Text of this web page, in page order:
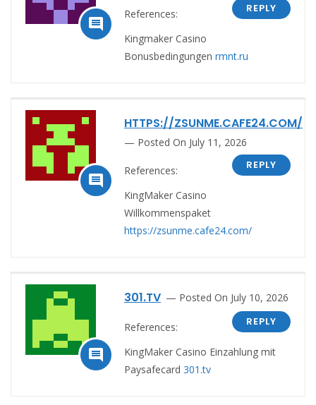

REPLY
References:
Kingmaker Casino
Bonusbedingungen rmnt.ru

HTTPS://ZSUNME.CAFE24.COM/
Posted On July 11, 2026
REPLY
References:
KingMaker Casino
Willkommenspaket
https://zsunme.cafe24.com/

301.TV
Posted On July 10, 2026
REPLY
References:
KingMaker Casino Einzahlung mit
Paysafecard 301.tv